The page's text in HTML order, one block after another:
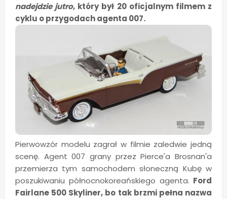
nadejdzie jutro, który był 20 oficjalnym filmem z
cyklu o przygodach agenta 007.
Pierwowzór modelu zagrał w filmie zaledwie jedną
scenę. Agent 007 grany przez Pierce'a Brosnan'a
przemierza tym samochodem słoneczną Kubę w
poszukiwaniu północnokoreańskiego agenta. Ford
Fairlane 500 Skyliner, bo tak brzmi pełna nazwa